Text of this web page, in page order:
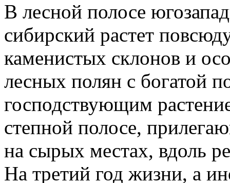
В лесной полосе
сибирский растет
каменистых склонов и
лесных полян с богатой
господствующим
степной полосе,
на сырых местах, вдоль
На третий год жизни, а